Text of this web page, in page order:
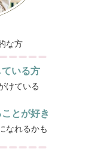
な方
いる方
けている
とが好き
なれるかも